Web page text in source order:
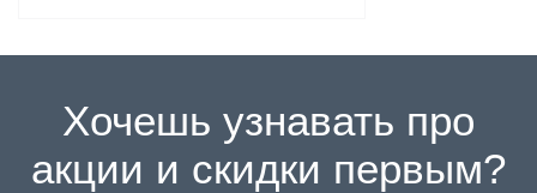
Хочешь узнавать про
акции и скидки первым?